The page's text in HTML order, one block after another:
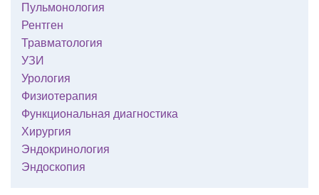
Пульмонология
Рентген
Травматология
УЗИ
Урология
Физиотерапия
Функциональная диагностика
Хирургия
Эндокринология
Эндоскопия